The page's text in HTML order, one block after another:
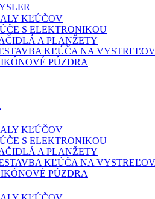
KĽÚČOV
S ELEKTRONIKOU
A PLANŽETY
KĽÚČA NA
PÚZDRA
KĽÚČOV
S ELEKTRONIKOU
A PLANŽETY
KĽÚČA NA
PÚZDRA